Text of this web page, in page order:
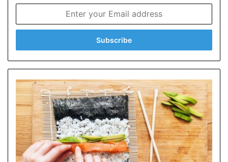
t
r
y
u
r
E
m
a
i
a